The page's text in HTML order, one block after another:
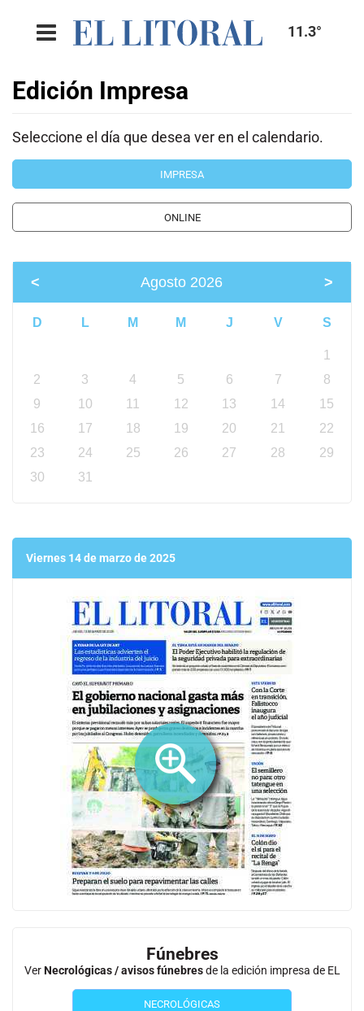
11.3°
Edición Impresa
Seleccione el día que desea ver en el calendario.
IMPRESA
ONLINE
< Agosto 2026 >
D L M M J V S
1
2
3 4 5 6 7
8
9
10 11 12 13 14
15
16
17 18 19 20 21
22
23
24 25 26 27 28
29
30
31
Viernes 14 de marzo de 2025
Fúnebres
VerNecrológicas / avisos fúnebresde la edición impresa de EL
NECROLÓGICAS